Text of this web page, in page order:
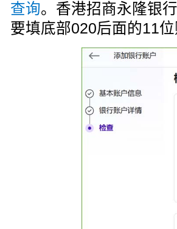
查询。香港招商永隆银
要填底部020后面的11位